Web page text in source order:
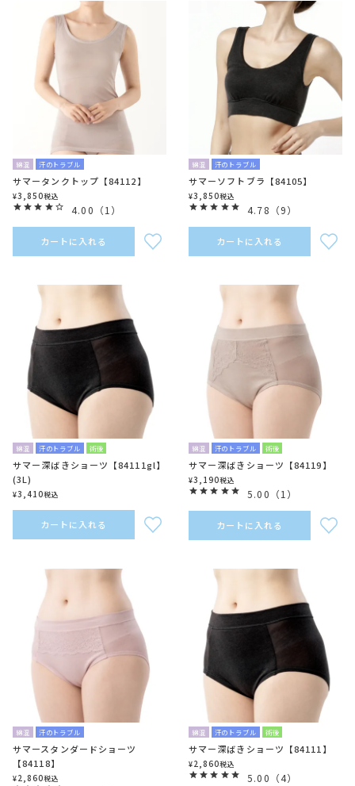
綿混 汗のトラブル
サマータンクトップ【84112】
¥3,850税込
4.00 （1 ）
カートに入れる
綿混 汗のトラブル
サマーソフトブラ【84105】
¥3,850税込
4.78 （9）
カートに入れる
綿混 汗のトラブル 術後
サマー深ばきショーツ【84111gl】
(3L)
¥3,410税込
カートに入れる
綿混 汗のトラブル 術後
サマー深ばきショーツ【84119】
¥3,190税込
5.00 （1 ）
カートに入れる
綿混 汗のトラブル
サマースタンダードショーツ
【84118】
¥2,860税込
綿混 汗のトラブル 術後
サマー深ばきショーツ【84111】
¥2,860税込
5.00 （4）